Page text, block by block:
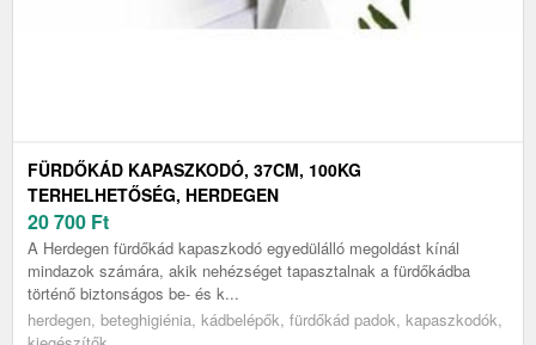
FÜRDŐKÁD KAPASZKODÓ, 37CM, 100KG
TERHELHETŐSÉG, HERDEGEN
20 700 Ft
A Herdegen fürdőkád kapaszkodó egyedülálló megoldást kínál
mindazok számára, akik nehézséget tapasztalnak a fürdőkádba
történő biztonságos be- és k...
herdegen, beteghigiénia, kádbelépők, fürdőkád padok, kapaszkodók,